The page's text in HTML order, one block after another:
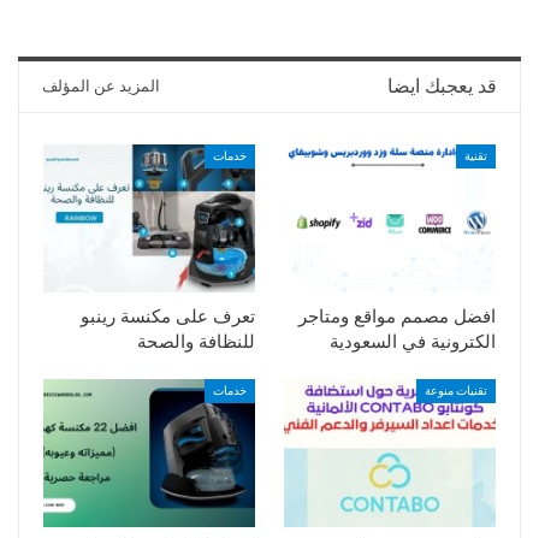
قد يعجبك ايضا المزيد عن المؤلف
تقنية
افضل مصمم مواقع ومتاجر
الكترونية في السعودية
خدمات
تعرف على مكنسة رينبو
للنظافة والصحة
تقنيات منوعة خدمات